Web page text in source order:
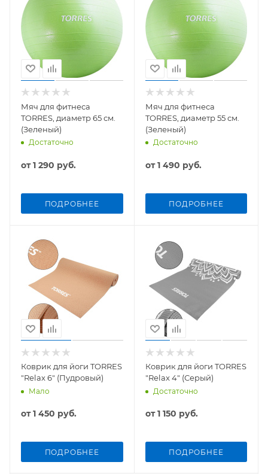
Мяч для фитнеса
TORRES, диаметр 65 см.
(Зеленый)
Достаточно
от1 290 руб.
ПОДРОБНЕЕ
Мяч для фитнеса
TORRES, диаметр 55 см.
(Зеленый)
Достаточно
от1 490 руб.
ПОДРОБНЕЕ
Коврик для йоги TORRES
"Relax 6" (Пудровый)
Мало
от1 450 руб.
ПОДРОБНЕЕ
Коврик для йоги TORRES
"Relax 4" (Серый)
Достаточно
от1 150 руб.
ПОДРОБНЕЕ